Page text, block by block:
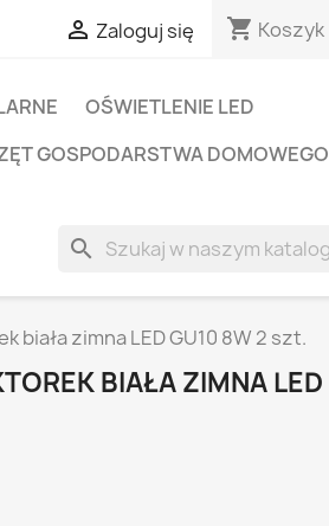
 Zaloguj się shopping_cart Koszyk
OŚWIETLENIE LED
GOSPODARSTWA DOMOWEGO
search
biała zimna LED GU10 8W 2 szt.
BIAŁA ZIMNA LED